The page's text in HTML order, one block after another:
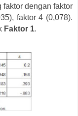
dengan faktor
faktor 4 (0,078).
Faktor 1.